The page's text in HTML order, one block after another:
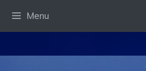
Menu